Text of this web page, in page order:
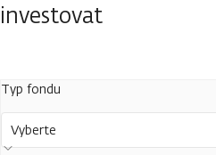
investovat
Typ fondu
Vyberte